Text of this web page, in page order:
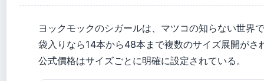
ヨックモックのシガールは、マツコの知らない世界
袋入りなら14本から48本まで複数のサイズ展開がさ
公式價格はサイズごとに明確に設定されている。